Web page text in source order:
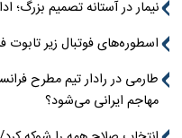
نیمار در آستانه تصمیم بزرگ؛
اسطوره‌های فوتبال زیر تابوت
طارمی در رادار تیم مطرح
مهاجم ایرانی می‌شود؟